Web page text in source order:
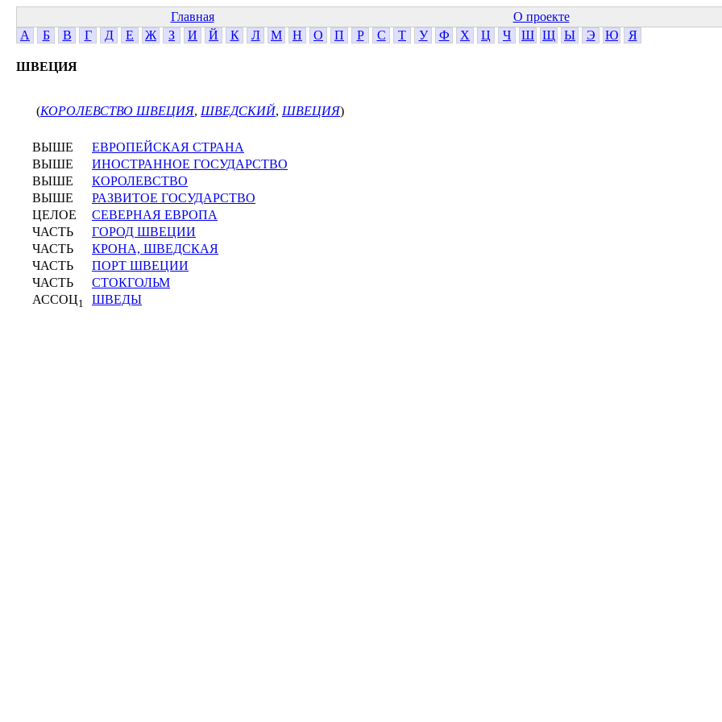
Главная О проекте
А
Б В Г Д Е Ж З И Й К Л М Н О П Р С Т У Ф Х Ц Ч Ш Щ Ы Э Ю Я
ШВЕЦИЯ
(КОРОЛЕВСТВО ШВЕЦИЯ, ШВЕДСКИЙ, ШВЕЦИЯ)
ВЫШЕ
ЕВРОПЕЙСКАЯ СТРАНА
ВЫШЕ
ИНОСТРАННОЕ ГОСУДАРСТВО
ВЫШЕ
КОРОЛЕВСТВО
ВЫШЕ
РАЗВИТОЕ ГОСУДАРСТВО
ЦЕЛОЕ
СЕВЕРНАЯ ЕВРОПА
ЧАСТЬ
ГОРОД ШВЕЦИИ
ЧАСТЬ
КРОНА, ШВЕДСКАЯ
ЧАСТЬ
ПОРТ ШВЕЦИИ
ЧАСТЬ
СТОКГОЛЬМ
АССОЦ1 ШВЕДЫ